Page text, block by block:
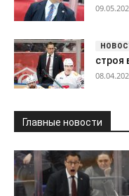
строя
Главные новости